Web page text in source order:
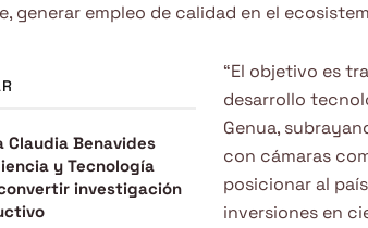
generar empleo de calidad en el
Claudia Benavides
y Tecnología
investigación
“El objetivo es
desarrollo
Genua,
con cámaras
posicionar al
inversiones en